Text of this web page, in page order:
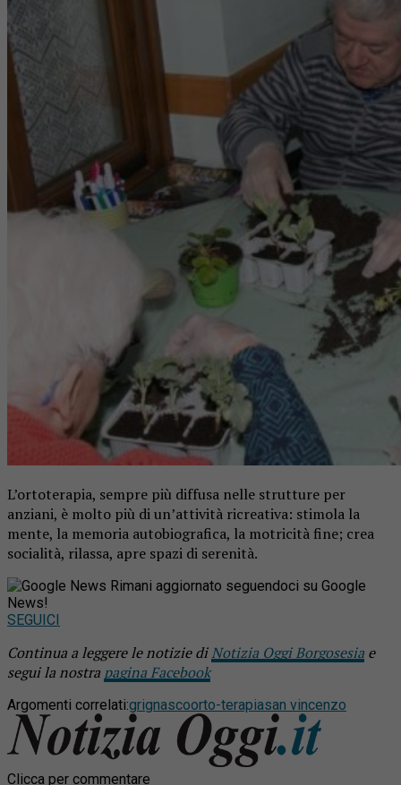
L’ortoterapia, sempre più diffusa nelle strutture per
anziani, è molto più di un’attività ricreativa: stimola la
mente, la memoria autobiografica, la motricità fine; crea
socialità, rilassa, apre spazi di serenità.
Rimani aggiornato seguendoci su Google
News!
SEGUICI
Continua a leggere le notizie diNotizia Oggi Borgosesia e
segui la nostra pagina Facebook
Argomenti correlati:grignascoorto-terapiasan vincenzo
Clicca per commentare